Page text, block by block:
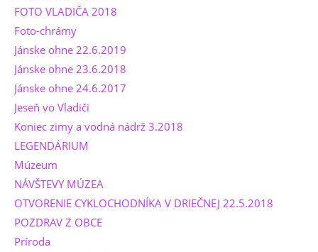
FOTO VLADIČA 2018
Foto-chrámy
Jánske ohne 22.6.2019
Jánske ohne 23.6.2018
Jánske ohne 24.6.2017
Jeseň vo Vladiči
Koniec zimy a vodná nádrž 3.2018
LEGENDÁRIUM
Múzeum
NÁVŠTEVY MÚZEA
OTVORENIE CYKLOCHODNÍKA V DRIEČNEJ 22.5.2018
POZDRAV Z OBCE
Príroda